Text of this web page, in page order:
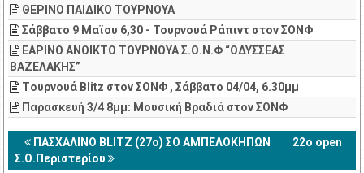
ΘΕΡΙΝΟ ΠΑΙΔΙΚΟ ΤΟΥΡΝΟΥΑ
Σάββατο 9 Μαϊου 6,30 - Τουρνουά Ράπιντ στον ΣΟΝΦ
ΕΑΡΙΝΟ ΑΝΟΙΚΤΟ ΤΟΥΡΝΟΥΑ Σ.Ο.Ν.Φ “ΟΔΥΣΣΕΑΣ
ΒΑΖΕΛΑΚΗΣ”
Tουρνουά Blitz στον ΣΟΝΦ , Σάββατο 04/04, 6.30μμ
Παρασκευή 3/4 8μμ: Μουσική Βραδιά στον ΣΟΝΦ
ΠΑΣΧΑΛΙΝΟ BLITZ (27ο) ΣΟ ΑΜΠΕΛΟΚΗΠΩΝ
22ο open
Σ.Ο.Περιστερίου